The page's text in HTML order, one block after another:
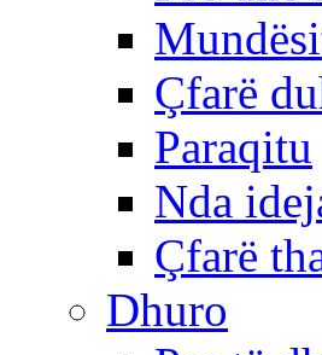
Çfarë
Paraqitu
Nda
Çfarë
Dhuro